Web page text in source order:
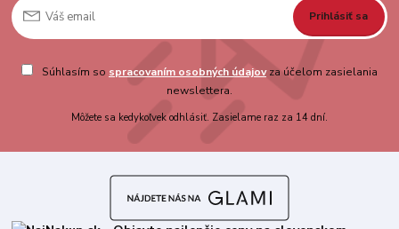
Prihlásiť sa
Súhlasím so spracovaním osobných údajovza účelom zasielania
newslettera.
Môžete sa kedykoľvek odhlásiť. Zasielame raz za 14 dní.